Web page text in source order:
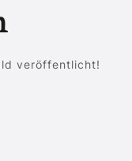
veröffentlicht!